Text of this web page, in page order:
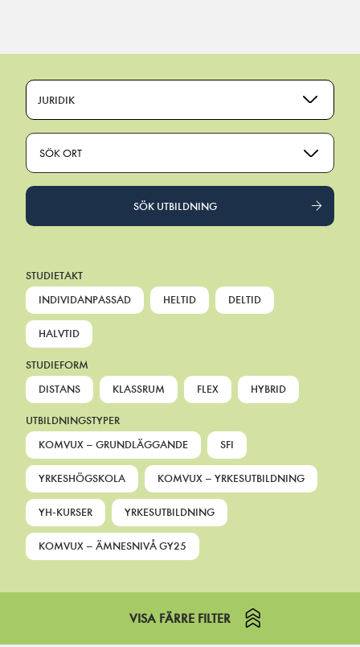
JURIDIK
SÖK ORT
SÖK UTBILDNING
STUDIETAKT
INDIVIDANPASSAD
HELTID DELTID
HALVTID
STUDIEFORM
DISTANS
KLASSRUM FLEX HYBRID
UTBILDNINGSTYPER
KOMVUX – GRUNDLÄGGANDE
SFI
YRKESHÖGSKOLA KOMVUX – YRKESUTBILDNING
YH-KURSER YRKESUTBILDNING
KOMVUX – ÄMNESNIVÅ GY25
VISA FÄRRE FILTER